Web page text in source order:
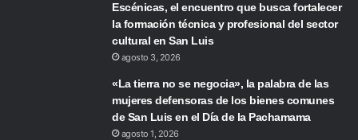
Escénicas, el encuentro que busca fortalecer
la formación técnica y profesional del sector
cultural en San Luis
agosto 3, 2026
«La tierra no se negocia», la palabra de las
mujeres defensoras de los bienes comunes
de San Luis en el Día de la Pachamama
agosto 1, 2026